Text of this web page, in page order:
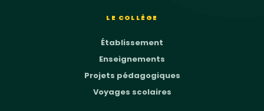
LE COLLÈGE
Établissement
Enseignements
Projets pédagogiques
Voyages scolaires